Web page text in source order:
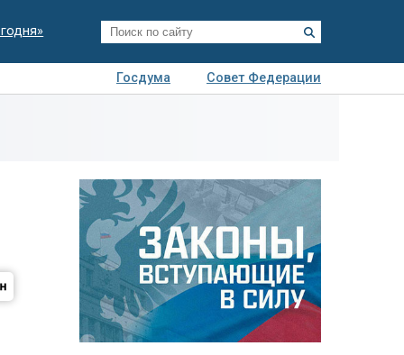
Госдума
Совет Федерации